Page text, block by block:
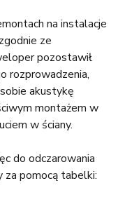
na instalacje
ze
pozostawił
rozprowadzenia,
akustykę
montażem w
w ściany.
do odczarowania
za pomocą tabelki: